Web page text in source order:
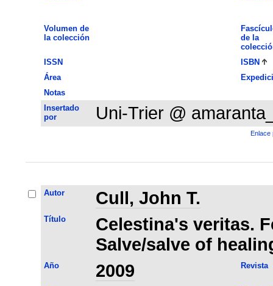
Volumen de
la colección
de la
ISSN
ISBN
Área
Notas
Insertado
por
Uni-Trier @
Enlace
Autor Cull, John T.
Título
Celestina's veritas.
Salve/salve of
Año 2009 Revista